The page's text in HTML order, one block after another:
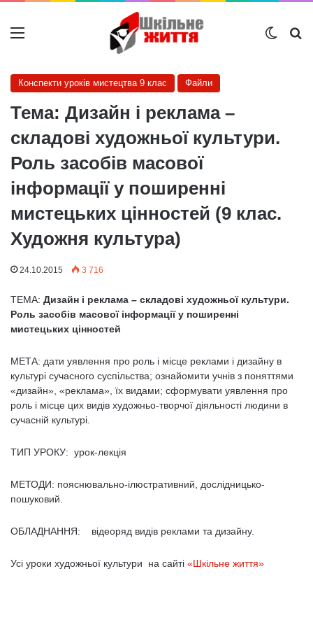
Меню
Конспекти уроків мистецтва 9 клас Файли
Тема: Дизайн і реклама –
складові художньої культури.
Роль засобів масової
інформації у поширенні
мистецьких цінностей (9 клас.
Художня культура)
24.10.2015 3 716
ТЕМА: Дизайн і реклама – складові художньої культури.
Роль засобів масової інформації у поширенні
мистецьких цінностей
МЕТА: дати уявлення про роль і місце реклами і дизайну в
культурі сучасного суспільства; ознайомити учнів з поняттями
«ди­зайн», «реклама», їх видами; сформувати уявлення про
роль і місце цих видів художньо-творчої діяльності людини в
су­часній культурі.
ТИП УРОКУ: урок-лекція
МЕТОДИ: пояснювально-ілюстративний, дослідницько-
пошуковий.
ОБЛАДНАННЯ: відеоряд видів реклами та дизайну.
Усі уроки художньої культури на сайті «Шкільне життя»